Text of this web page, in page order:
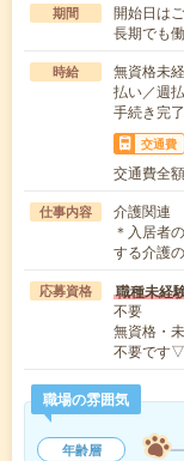
期間
開始日は
長期でも
時給
無資格未
払い／週
手続き完
交通費
交通費全
仕事内容
介護関連
＊入居者
する介護
応募資格 職種未経
不要
無資格・
不要です
職場の雰囲気
年齢層